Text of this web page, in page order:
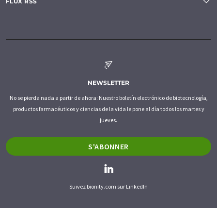
NEWSLETTER
No se pierda nada a partir de ahora: Nuestro boletín electrónico de biotecnología,
productos farmacéuticos y ciencias de la vida le pone al día todos los martes y
jueves.
S'ABONNER
Suivez bionity.com sur LinkedIn